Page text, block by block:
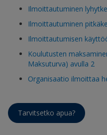
Ilmoittautuminen
Ilmoittautuminen
Ilmoittautumisen
Koulutusten
Maksuturva) avulla 2
Organisaatio ilmoittaa
Tarvitsetko apua?